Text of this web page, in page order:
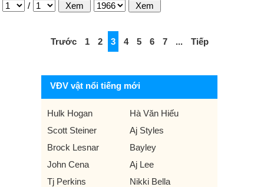
/
Trước 1 2 3 4 5 6 7 ... Tiếp
VĐV vật nổi tiếng mới
Hulk Hogan
Hà Văn Hiếu
Scott Steiner
Aj Styles
Brock Lesnar
Bayley
John Cena
Aj Lee
Tj Perkins
Nikki Bella